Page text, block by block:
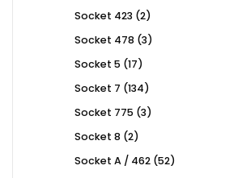
Socket 423 22
Socket 478 33
Socket 5 1717
Socket 7 134134
Socket 775 33
Socket 8 22
Socket A / 462 5252